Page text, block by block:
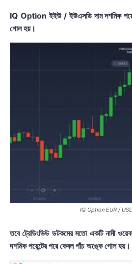
IQ Option ইইউ / ইউএসডি দাম দশমিক
গোল হয়।
IQ Option EUR / USD
তবে ট্রেডিংভিউ ডটকমের মতো একটি নামী
দশমিক পয়েন্টের পরে কেবল পাঁচ অঙ্কে গোল হয়।